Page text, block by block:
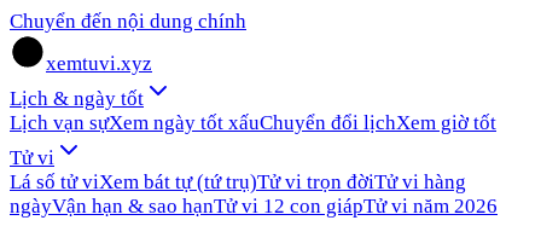
Chuyển đến nội dung chính
xemtuvi.xyz
Lịch & ngày tốt
Lịch vạn sựXem ngày tốt xấuChuyển đổi lịchXem giờ tốt
Tử vi
Lá số tử viXem bát tự (tứ trụ)Tử vi trọn đờiTử vi hàng
ngàyVận hạn & sao hạnTử vi 12 con giápTử vi năm 2026